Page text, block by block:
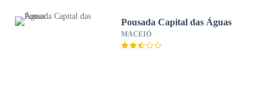
Pousada Capital das Águas
MACEIÓ